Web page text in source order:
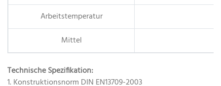
Arbeitstemperatur
Mittel
Technische Spezifikation:
1. Konstruktionsnorm DIN EN13709-2003